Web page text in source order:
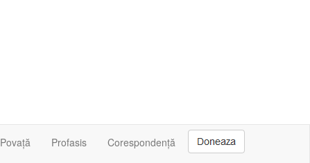
Povață Profasis Corespondență